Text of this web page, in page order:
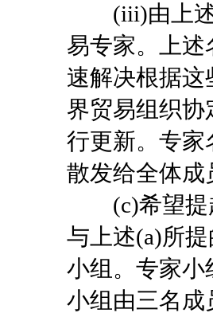
(iii)由上述
易专家。上
速解决根据
界贸易组织
行更新。专家
散发给全体成
(c)希望提
与上述(a)所
小组。专家小
小组由三名成